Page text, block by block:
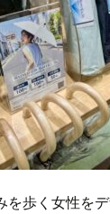
を歩く女性を